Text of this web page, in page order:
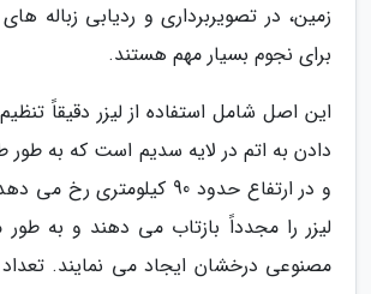
زمین، در تصویربرداری و ردیابی زباله
برای نجوم بسیار مهم هستند.
این اصل شامل استفاده از لیزر دقیقاً
دادن به اتم در لایه سدیم است که به طور
و در ارتفاع حدود 90 کیلومتری
لیزر را مجدداً بازتاب می دهند و به
مصنوعی درخشان ایجاد می نمایند. تعداد